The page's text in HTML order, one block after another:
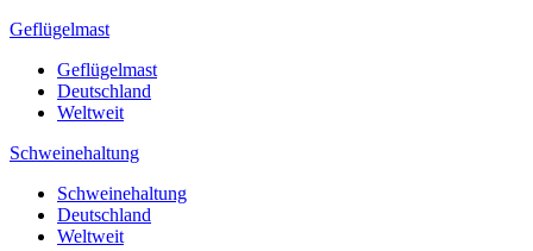
Geflügelmast
Geflügelmast
Deutschland
Weltweit
Schweinehaltung
Schweinehaltung
Deutschland
Weltweit